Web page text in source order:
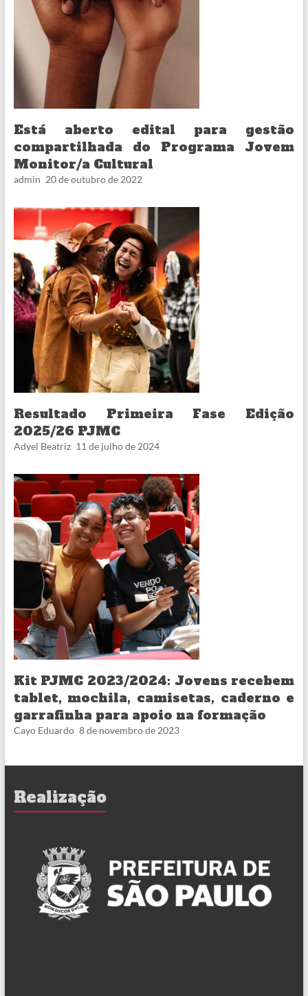
Está aberto edital para gestão
compartilhada do Programa Jovem
Monitor/a Cultural
admin 20 de outubro de 2022
Resultado Primeira Fase Edição
2025/26 PJMC
Adyel Beatriz 11 de julho de 2024
Kit PJMC 2023/2024: Jovens recebem
tablet, mochila, camisetas, caderno e
garrafinha para apoio na formação
Cayo Eduardo 8 de novembro de 2023
Realização